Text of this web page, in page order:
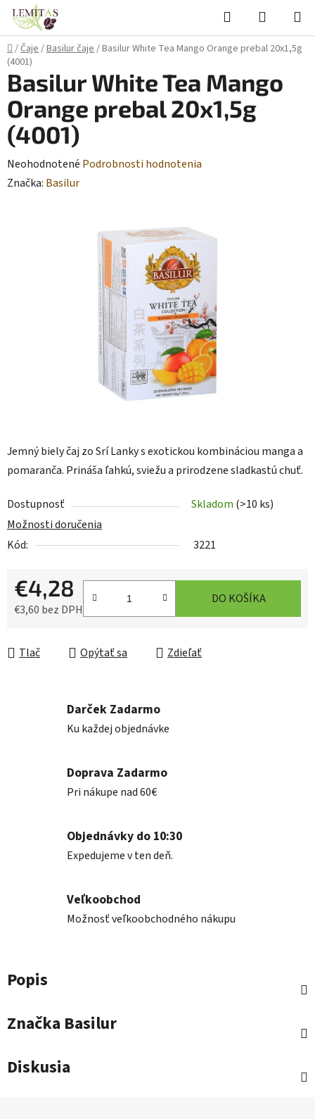
Prejsť
obsah
Hľadať
KOŠÍK
Domov
/Čaje/Basilur čaje/Basilur White Tea Mango Orange prebal 20x1,5g
(4001)
Jemný biely čaj zo Srí Lanky s exotickou kombináciou manga a
pomaranča. Prináša ľahkú, sviežu a prirodzene sladkastú chuť.
Dostupnosť Skladom (>10 ks)
Možnosti doručenia
Kód:
3221
€4,28
€3,60 bez DPH
DO KOŠÍKA
Tlač Opýtať sa Zdieľať
Basilur White Tea Mango
Orange prebal 20x1,5g
(4001)
Priemerné
hodnotenie
Neohodnotené Podrobnosti hodnotenia
Značka: Basilur
Darček Zadarmo
Ku každej objednávke
Doprava Zadarmo
Pri nákupe nad 60€
Objednávky do 10:30
Expedujeme v ten deň.
Veľkoobchod
Možnosť veľkoobchodného nákupu
Popis
Značka Basilur
Diskusia